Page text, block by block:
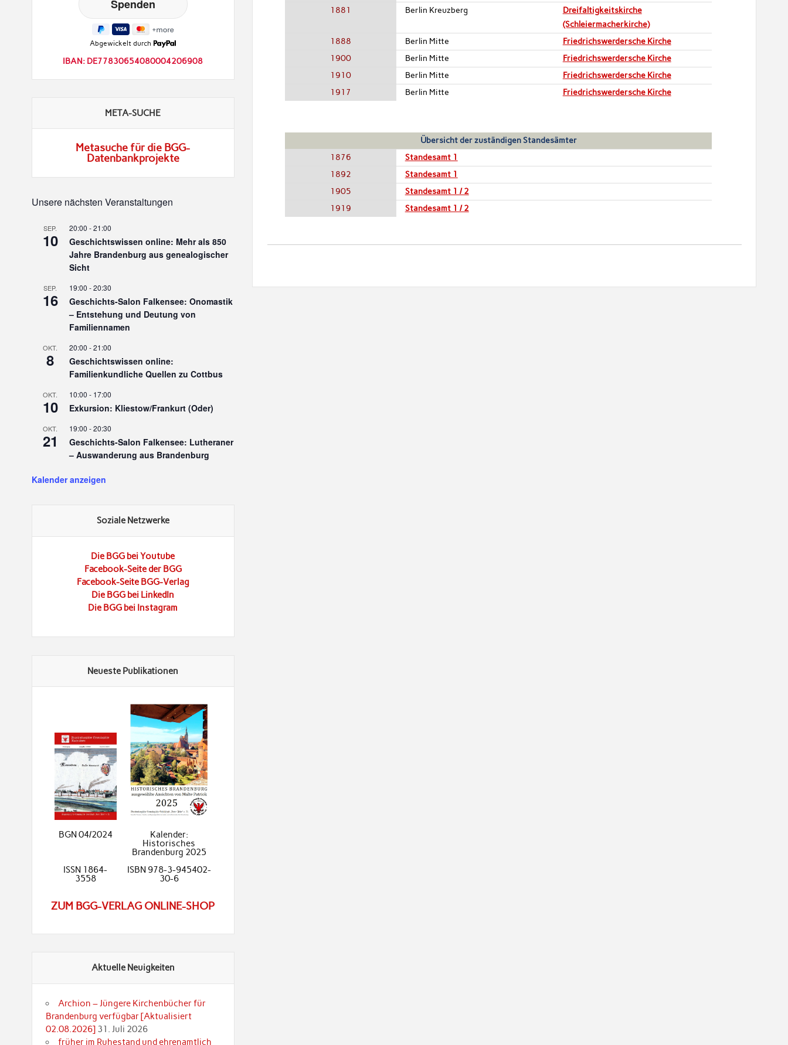
1881
Berlin Kreuzberg
Dreifaltigkeitskirche
(Schleiermacherkirche)
1888
Berlin Mitte
Friedrichswerdersche Kirche
1900
Berlin Mitte
Friedrichswerdersche Kirche
1910
Berlin Mitte
Friedrichswerdersche Kirche
1917
Berlin Mitte Friedrichswerdersche Kirche
Übersicht der zuständigen Standesämter
1876
Standesamt 1
1892
Standesamt 1
1905
Standesamt 1 / 2
1919
Standesamt 1 / 2
Abgewickelt durch
IBAN: DE77830654080004206908
META-SUCHE
Metasuche für die BGG-
Datenbankprojekte
Unsere nächsten Veranstaltungen
SEP.
10
20:00 -21:00
Geschichtswissen online: Mehr als 850
Jahre Brandenburg aus genealogischer
Sicht
SEP.
16
19:00 -20:30
Geschichts-Salon Falkensee: Onomastik
– Entstehung und Deutung von
Familiennamen
OKT.
8
20:00 -21:00
Geschichtswissen online:
Familienkundliche Quellen zu Cottbus
OKT.
10
10:00 - 17:00
Exkursion: Kliestow/Frankurt (Oder)
OKT.
21
19:00 -20:30
Geschichts-Salon Falkensee: Lutheraner
– Auswanderung aus Brandenburg
Kalender anzeigen
Soziale Netzwerke
Die BGG bei Youtube
Facebook-Seite der BGG
Facebook-Seite BGG-Verlag
Die BGG bei LinkedIn
Die BGG bei Instagram
Neueste Publikationen
BGN 04/2024
Kalender:
Historisches
Brandenburg 2025
ISSN 1864-
3558
ISBN 978-3-945402-
30-6
ZUM BGG-VERLAG ONLINE-SHOP
Aktuelle Neuigkeiten
Archion – Jüngere Kirchenbücher für
Brandenburg verfügbar [Aktualisiert
02.08.2026] 31. Juli 2026
früher im Ruhestand und ehrenamtlich